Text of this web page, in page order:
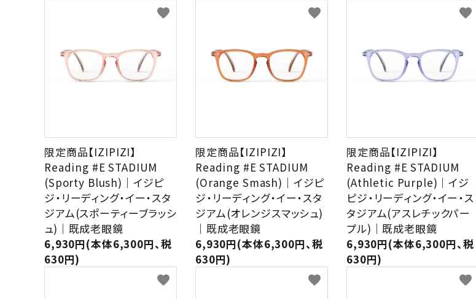
限定商品【IZIPIZI】
Reading #E STADIUM
(Sporty Blush)｜イジピ
ジ・リーディング・イー・スタ
ジアム(スポーティーブラッシ
ュ)｜既成老眼鏡
6,930円(本体6,300円、税
630円)
favorite
限定商品【IZIPIZI】
Reading #E STADIUM
(Orange Smash)｜イジピ
ジ・リーディング・イー・スタ
ジアム(オレンジスマッシュ)
｜既成老眼鏡
6,930円(本体6,300円、税
630円)
favorite
限定商品【IZIPIZI】
Reading #E STADIUM
(Athletic Purple)｜イジ
ピジ・リーディング・イー・ス
タジアム(アスレチックパー
プル)｜既成老眼鏡
6,930円(本体6,300円、税
630円)
favorite
favorite favorite favorite